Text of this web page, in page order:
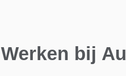
Werken bij